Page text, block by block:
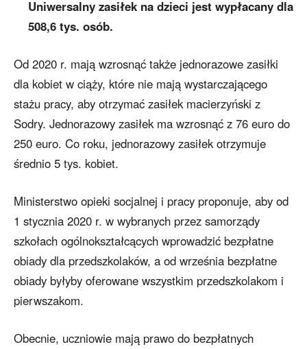
Uniwersalny zasiłek na dzieci jest wypłacany dla
508,6 tys. osób.
Od 2020 r. mają wzrosnąć także jednorazowe zasiłki
dla kobiet w ciąży, które nie mają wystarczającego
stażu pracy, aby otrzymać zasiłek macierzyński z
Sodry. Jednorazowy zasiłek ma wzrosnąć z 76 euro do
250 euro. Co roku, jednorazowy zasiłek otrzymuje
średnio 5 tys. kobiet.
Ministerstwo opieki socjalnej i pracy proponuje, aby od
1 stycznia 2020 r. w wybranych przez samorządy
szkołach ogólnokształcących wprowadzić bezpłatne
obiady dla przedszkolaków, a od września bezpłatne
obiady byłyby oferowane wszystkim przedszkolakom i
pierwszakom.
Obecnie, uczniowie mają prawo do bezpłatnych